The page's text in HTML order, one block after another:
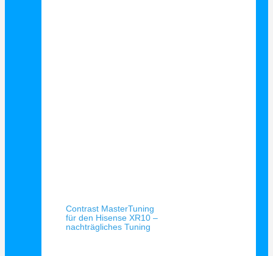
Contrast MasterTuning
für den Hisense XR10 –
nachträgliches Tuning